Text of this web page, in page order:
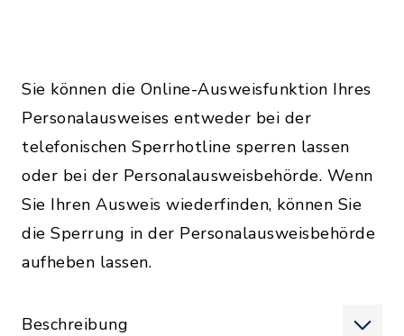
Sie können die Online-Ausweisfunktion Ihres
Personalausweises entweder bei der
telefonischen Sperrhotline sperren lassen
oder bei der Personalausweisbehörde. Wenn
Sie Ihren Ausweis wiederfinden, können Sie
die Sperrung in der Personalausweisbehörde
aufheben lassen.
Beschreibung